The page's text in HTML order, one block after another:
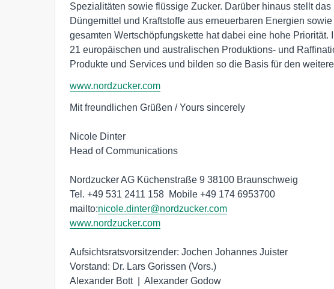
Spezialitäten sowie flüssige Zucker. Darüber hinaus stellt
Düngemittel und Kraftstoffe aus erneuerbaren Energien
gesamten Wertschöpfungskette hat dabei eine hohe Priorität.
21 europäischen und australischen Produktions- und
Produkte und Services und bilden so die Basis für den
www.nordzucker.com
Mit freundlichen Grüßen / Yours sincerely
Nicole Dinter
Head of Communications
Nordzucker AG Küchenstraße 9 38100 Braunschweig
Tel. +49 531 2411 158  Mobile +49 174 6953700
mailto:nicole.dinter@nordzucker.com
www.nordzucker.com
Aufsichtsratsvorsitzender: Jochen Johannes Juister
Vorstand: Dr. Lars Gorissen (Vors.)
Alexander Bott  |  Alexander Godow